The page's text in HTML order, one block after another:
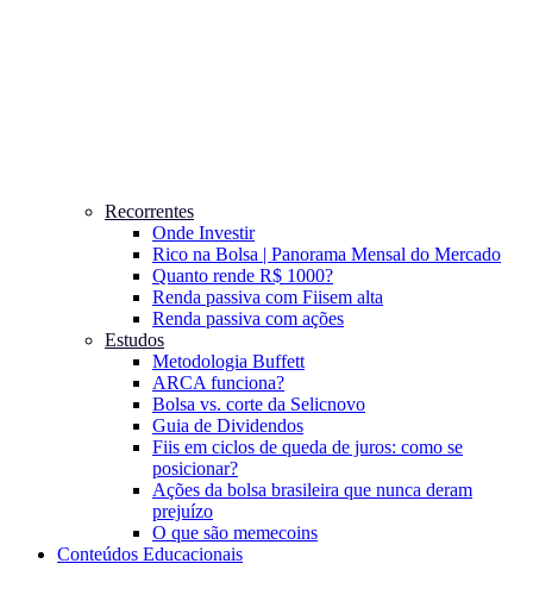
Recorrentes
Onde Investir
Rico na Bolsa | Panorama Mensal do Mercado
Quanto rende R$ 1000?
Renda passiva com Fiisem alta
Renda passiva com ações
Estudos
Metodologia Buffett
ARCA funciona?
Bolsa vs. corte da Selicnovo
Guia de Dividendos
Fiis em ciclos de queda de juros: como se
posicionar?
Ações da bolsa brasileira que nunca deram
prejuízo
O que são memecoins
Conteúdos Educacionais